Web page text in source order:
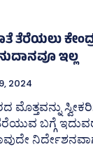
ತೆರೆಯಲು
ಇಲ್ಲ
2024
ಬಗ್ಗೆ